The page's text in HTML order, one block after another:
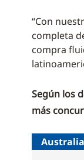
“Con
completa
compra
Según los
más
Australia